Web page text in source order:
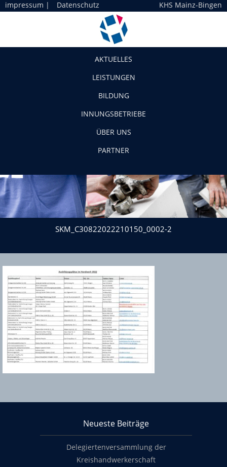
impressum | Datenschutz KHS Mainz-Bingen
AKTUELLES
LEISTUNGEN
BILDUNG
INNUNGSBETRIEBE
ÜBER UNS
PARTNER
SKM_C30822022210150_0002-2
Neueste Beiträge
Delegiertenversammlung der
Kreishandwerkerschaft